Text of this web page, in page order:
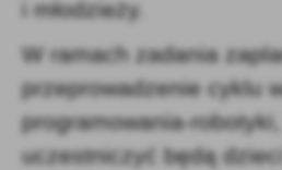
i młodzieży.
W ramach zadania
przeprowadzenie cyklu
programowania-
uczestniczyć będą